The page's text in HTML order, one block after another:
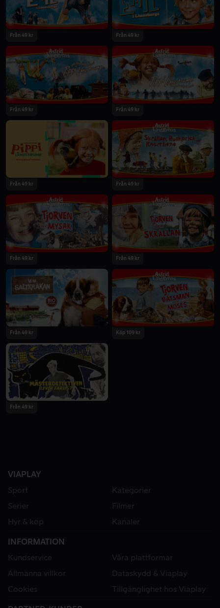
Från 49 kr Från 49 kr
Från 49 kr Från 49 kr
Från 49 kr Från 49 kr
Från 49 kr Från 49 kr
Från 49 kr Köp 109 kr
Från 49 kr
VIAPLAY
Sport
Kategorier
Serier
Filmer
Hyr & köp
Kanaler
INFORMATION
Kundservice
Våra plattformar
Allmänna villkor
Dataskydd & Viaplay
Cookies
Tillgänglighet hos Viaplay